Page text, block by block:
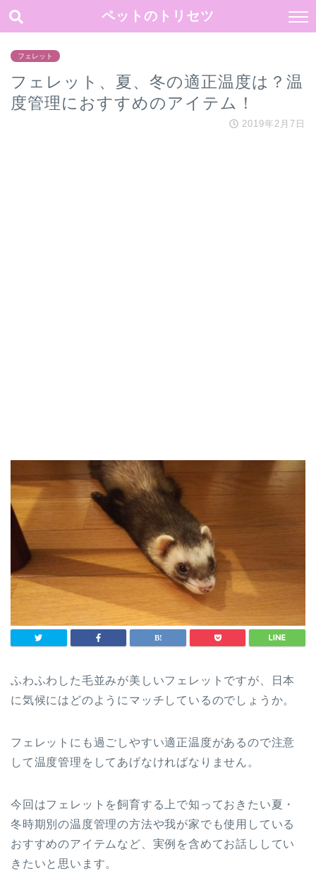
ペットのトリセツ
フェレット
フェレット、夏、冬の適正温度は？温
度管理におすすめのアイテム！
2019年2月7日
ふわふわした毛並みが美しいフェレットですが、日本
に気候にはどのようにマッチしているのでしょうか。
フェレットにも過ごしやすい適正温度があるので注意
して温度管理をしてあげなければなりません。
今回はフェレットを飼育する上で知っておきたい夏・
冬時期別の温度管理の方法や我が家でも使用している
おすすめのアイテムなど、実例を含めてお話ししてい
きたいと思います。